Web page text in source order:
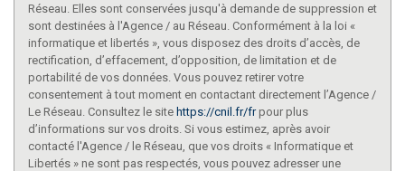
Réseau. Elles sont conservées jusqu'à demande de suppression et
sont destinées à l'Agence / au Réseau. Conformément à la loi «
informatique et libertés », vous disposez des droits d’accès, de
rectification, d’effacement, d’opposition, de limitation et de
portabilité de vos données. Vous pouvez retirer votre
consentement à tout moment en contactant directement l’Agence /
Le Réseau. Consultez le site https://cnil.fr/frpour plus
d’informations sur vos droits. Si vous estimez, après avoir
contacté l'Agence / le Réseau, que vos droits « Informatique et
Libertés » ne sont pas respectés, vous pouvez adresser une